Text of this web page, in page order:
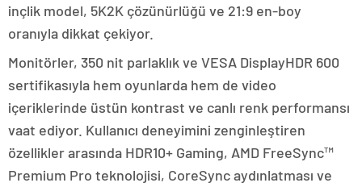
inçlik model, 5K2K çözünürlüğü ve 21:9 en-boy
oranıyla dikkat çekiyor.
Monitörler, 350 nit parlaklık ve VESA DisplayHDR 600
sertifikasıyla hem oyunlarda hem de video
içeriklerinde üstün kontrast ve canlı renk performansı
vaat ediyor. Kullanıcı deneyimini zenginleştiren
özellikler arasında HDR10+ Gaming, AMD FreeSync™
Premium Pro teknolojisi, CoreSync aydınlatması ve